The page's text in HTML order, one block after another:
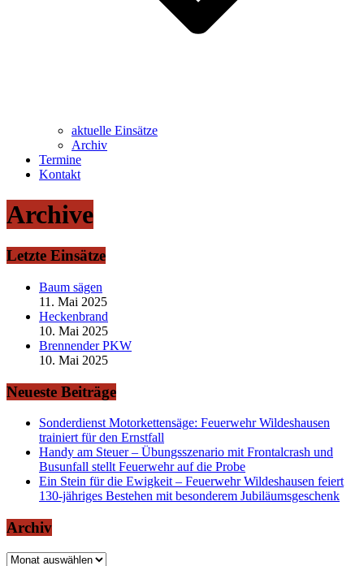
aktuelle Einsätze
Archiv
Termine
Kontakt
Archive
Letzte Einsätze
Baum sägen
11. Mai 2025
Heckenbrand
10. Mai 2025
Brennender PKW
10. Mai 2025
Neueste Beiträge
Sonderdienst Motorkettensäge: Feuerwehr Wildeshausen
trainiert für den Ernstfall
Handy am Steuer – Übungsszenario mit Frontalcrash und
Busunfall stellt Feuerwehr auf die Probe
Ein Stein für die Ewigkeit – Feuerwehr Wildeshausen feiert
130-jähriges Bestehen mit besonderem Jubiläumsgeschenk
Archiv
Archiv